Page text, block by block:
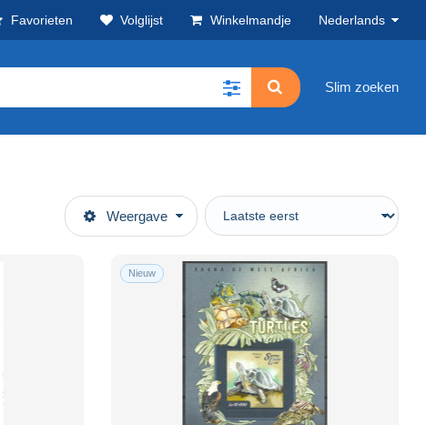
Favorieten Volglijst Winkelmandje Nederlands
Slim zoeken
Weergave
Nieuw